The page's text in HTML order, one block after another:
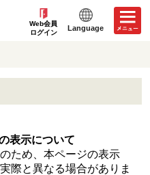
Web会員
ログイン
Language
表示について
ため、本ページの表示
際と異なる場合がありま